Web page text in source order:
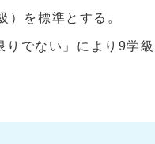
を標準とする。
でない」により9学